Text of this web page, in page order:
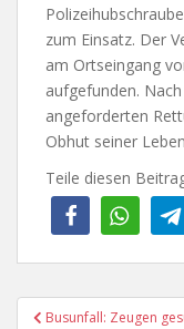
zum Einsatz. Der
am Ortseingang
aufgefunden.
angeforderten
Obhut seiner
Teile diesen
Busunfall: Zeugen